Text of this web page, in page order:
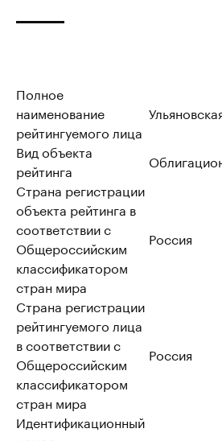
Полное
наименование
рейтингуемого лица
Вид объекта
рейтинга
Страна регистрации
объекта рейтинга в
соответствии с
Общероссийским
классификатором
стран мира
Россия
Страна регистрации
рейтингуемого лица
в соответствии с
Общероссийским
классификатором
стран мира
Россия
Идентификационный